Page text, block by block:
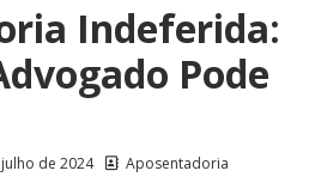
Indeferida:
Pode
de 2024 Aposentadoria